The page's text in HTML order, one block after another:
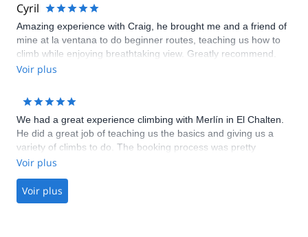
Cyril
Amazing experience with Craig, he brought me and a friend of
mine at la ventana to do beginner routes, teaching us how to
climb while enjoying breathtaking view. Greatly recommend.
Voir plus
We had a great experience climbing with Merlín in El Chalten.
He did a great job of teaching us the basics and giving us a
variety of climbs to do. The booking process was pretty
straightforward, and overall I would definitely recommend this
Voir plus
Voir plus